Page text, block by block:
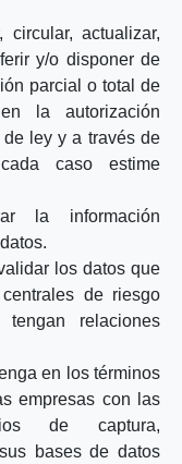
circular, actualizar,
y/o disponer de
parcial o total de
la autorización
ley y a través de
caso estime
la información
los datos que
de riesgo
relaciones
en los términos
empresas con las
de captura,
bases de datos